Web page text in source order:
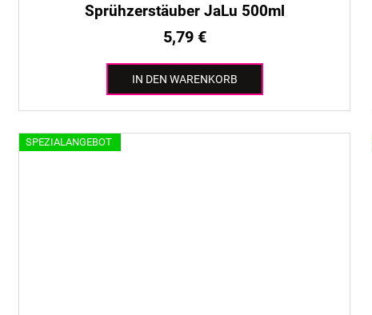
Sprühzerstäuber JaLu 500ml
5,79 €
IN DEN WARENKORB
SPEZIALANGEBOT